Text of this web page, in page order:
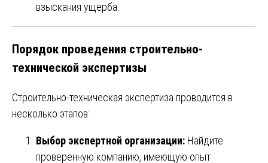
взыскания ущерба.
Порядок проведения строительно-
технической экспертизы
Строительно-техническая экспертиза проводится в
несколько этапов:
Выбор экспертной организации: Найдите
проверенную компанию, имеющую опыт